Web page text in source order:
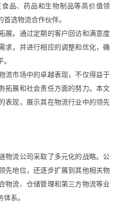
品、药品和生物制品等高价值领
选物流合作伙伴。
展。通过定期的客户回访和满意度
求，并进行相应的调整和优化，确
流市场中的卓越表现，不仅得益于
拓展和社会责任方面的努力。本文
表现，展示其在物流行业中的领先
物流公司采取了多元化的战略。公
先地位，还逐步扩展到其他相关物
物流、仓储管理和第三方物流等业
系。